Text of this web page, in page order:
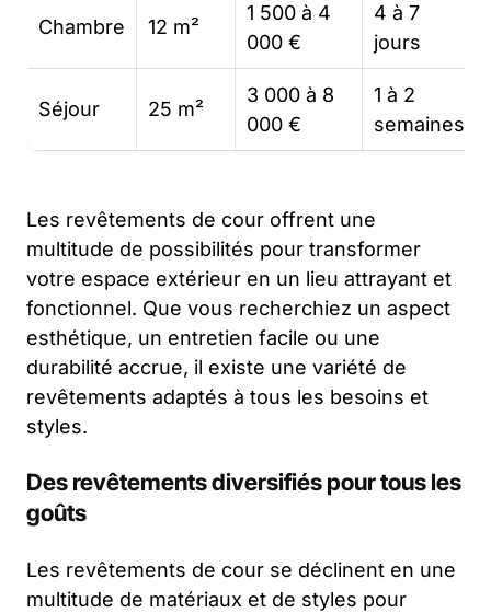
Chambre 12 m²
1 500 à 4
000 €
4 à 7
jours
Séjour 25 m²
3 000 à 8
000 €
1 à 2
semaines
Les revêtements de cour offrent une
multitude de possibilités pour transformer
votre espace extérieur en un lieu attrayant et
fonctionnel. Que vous recherchiez un aspect
esthétique, un entretien facile ou une
durabilité accrue, il existe une variété de
revêtements adaptés à tous les besoins et
styles.
Des revêtements diversifiés pour tous les
goûts
Les revêtements de cour se déclinent en une
multitude de matériaux et de styles pour